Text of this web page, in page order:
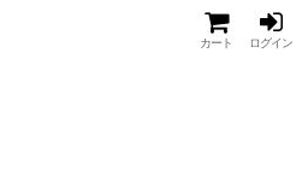
カート ログイン